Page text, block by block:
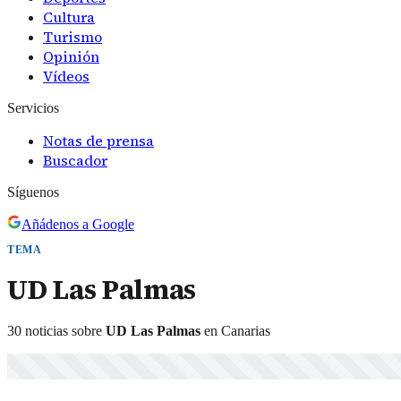
Cultura
Turismo
Opinión
Vídeos
Servicios
Notas de prensa
Buscador
Síguenos
Añádenos a Google
TEMA
UD Las Palmas
30 noticias sobre UD Las Palmas en Canarias